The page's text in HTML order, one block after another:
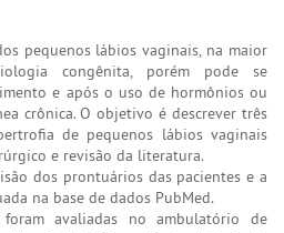
pequenos lábios vaginais, na maior
congênita, porém pode se
e após o uso de hormônios ou
crônica. O objetivo é descrever três
de pequenos lábios vaginais
e revisão da literatura.
dos prontuários das pacientes e a
na base de dados PubMed.
avaliadas no ambulatório de